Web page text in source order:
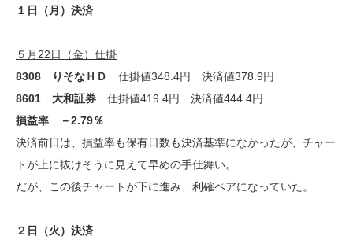
１日（月）決済
５月22日（金）仕掛
8308 りそなＨＤ
仕掛値348.4円 決済値378.9円
8601 大和証券 仕掛値419.4円 決済値444.4円
損益率 －2.79％
決済前日は、損益率も保有日数も決済基準になかったが、チャー
トが上に抜けそうに見えて早めの手仕舞い。
だが、この後チャートが下に進み、利確ペアになっていた。
２日（火）決済